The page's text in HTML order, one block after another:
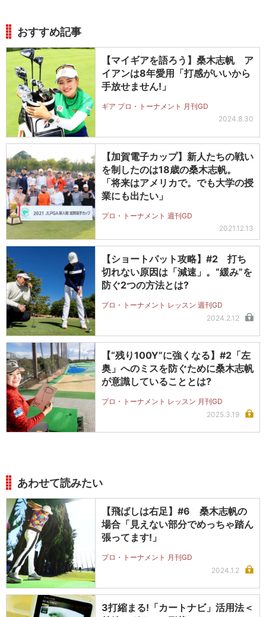
おすすめ記事
【マイギアを語ろう】桑木志帆 ア
イアンは8年愛用「打感がいいから
手放せません!」
ギア プロ・トーナメント 月刊GD
2024.8.30
【加賀電子カップ】新人たちの戦い
を制したのは18歳の桑木志帆。
「将来はアメリカで。でも大学の授
業にも出たい」
プロ・トーナメント 週刊GD
2021.12.13
【ショートパット攻略】#2 打ち
切れない原因は「減速」。“緩み”を
防ぐ2つの方法とは?
プロ・トーナメント レッスン 週刊GD
2024.2.12
【“残り100Y”に強くなる】#2「左
奥」へのミスを防ぐために桑木志帆
が意識していることとは?
プロ・トーナメント レッスン 月刊GD
2025.3.19
あわせて読みたい
【飛ばしは右足】#6 桑木志帆の
場合「見えない部分でめっちゃ踏ん
張ってます!」
プロ・トーナメント 月刊GD
2024.1.2
3打縮まる!「カートナビ」活用法＜